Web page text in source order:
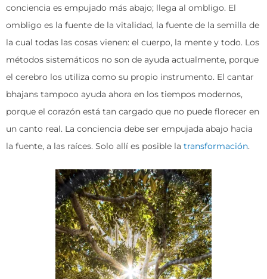
conciencia es empujado más abajo; llega al ombligo. El
ombligo es la fuente de la vitalidad, la fuente de la semilla de
la cual todas las cosas vienen: el cuerpo, la mente y todo. Los
métodos sistemáticos no son de ayuda actualmente, porque
el cerebro los utiliza como su propio instrumento. El cantar
bhajans tampoco ayuda ahora en los tiempos modernos,
porque el corazón está tan cargado que no puede florecer en
un canto real. La conciencia debe ser empujada abajo hacia
la fuente, a las raíces. Solo allí es posible la transformación.